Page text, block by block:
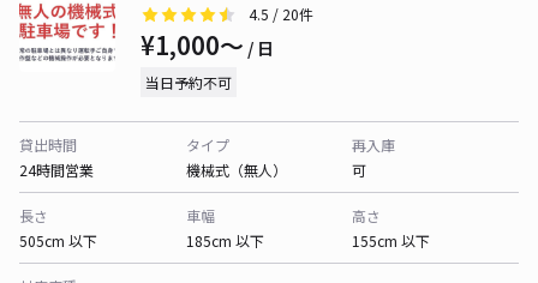
4.5 / 20件
¥1,000〜 / 日
当日予約不可
貸出時間
24時間営業
タイプ
機械式（無人）
再入庫
可
長さ
505cm 以下
車幅
185cm 以下
高さ
155cm 以下